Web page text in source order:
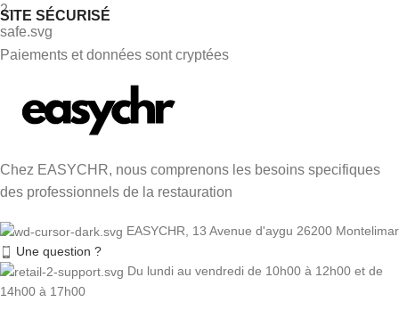
SITE SÉCURISÉ
Paiements et données sont cryptées
Chez EASYCHR, nous comprenons les besoins specifiques
des professionnels de la restauration
EASYCHR, 13 Avenue d'aygu 26200 Montelimar
Une question ?
Du lundi au vendredi de 10h00 à 12h00 et de
14h00 à 17h00